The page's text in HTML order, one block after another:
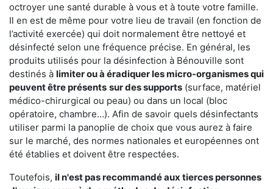
octroyer une santé durable à vous et à toute votre famille.
Il en est de même pour votre lieu de travail (en fonction de
l’activité exercée) qui doit normalement être nettoyé et
désinfecté selon une fréquence précise. En général, les
produits utilisés pour la désinfection à Bénouville sont
destinés à limiter ou à éradiquer les micro-organismes qui
peuvent être présents sur des supports (surface, matériel
médico-chirurgical ou peau) ou dans un local (bloc
opératoire, chambre…). Afin de savoir quels désinfectants
utiliser parmi la panoplie de choix que vous aurez à faire
sur le marché, des normes nationales et européennes ont
été établies et doivent être respectées.
Toutefois, il n'est pas recommandé aux tierces personnes